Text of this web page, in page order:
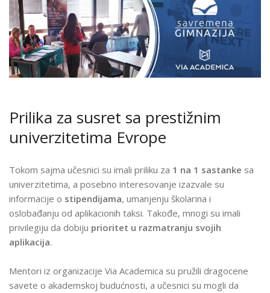
Prilika za susret sa prestižnim
univerzitetima Evrope
Tokom sajma učesnici su imali priliku za 1 na 1 sastanke sa
univerzitetima, a posebno interesovanje izazvale su
informacije o stipendijama, umanjenju školarina i
oslobađanju od aplikacionih taksi. Takođe, mnogi su imali
privilegiju da dobiju prioritet u razmatranju svojih
aplikacija.
Mentori iz organizacije Via Academica su pružili dragocene
savete o akademskoj budućnosti, a učesnici su mogli da